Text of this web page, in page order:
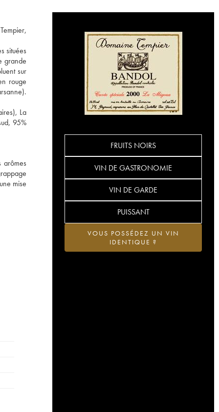
situées
grande
sur
rouge
La
95%
arômes
mise
FRUITS NOIRS
VIN DE GASTRONOMIE
VIN DE GARDE
PUISSANT
VOUS POSSÉDEZ UN VIN
IDENTIQUE ?